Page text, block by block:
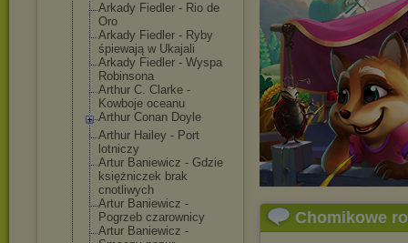
Arkady Fiedler - Rio de
Oro
Arkady Fiedler - Ryby
śpiewają w Ukajali
Arkady Fiedler - Wyspa
Robinsona
Arthur C. Clarke -
Kowboje oceanu
Arthur Conan Doyle
Arthur Hailey - Port
lotniczy
Artur Baniewicz - Gdzie
księżniczek brak
cnotliwych
Artur Baniewicz -
Pogrzeb czarownicy
Artur Baniewicz -
Chomikowe